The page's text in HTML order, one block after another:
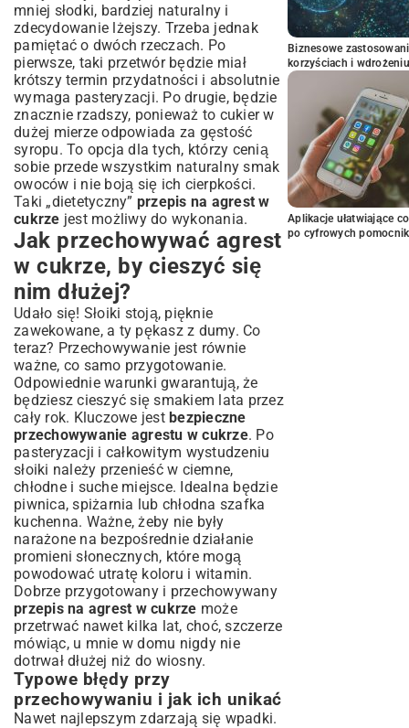
mniej słodki, bardziej naturalny i
zdecydowanie lżejszy. Trzeba jednak
pamiętać o dwóch rzeczach. Po
pierwsze, taki przetwór będzie miał
krótszy termin przydatności i absolutnie
wymaga pasteryzacji. Po drugie, będzie
znacznie rzadszy, ponieważ to cukier w
dużej mierze odpowiada za gęstość
syropu. To opcja dla tych, którzy cenią
sobie przede wszystkim naturalny smak
owoców i nie boją się ich cierpkości.
Taki „dietetyczny” przepis na agrest w
cukrze jest możliwy do wykonania.
Jak przechowywać agrest
w cukrze, by cieszyć się
nim dłużej?
Udało się! Słoiki stoją, pięknie
zawekowane, a ty pękasz z dumy. Co
teraz? Przechowywanie jest równie
ważne, co samo przygotowanie.
Odpowiednie warunki gwarantują, że
będziesz cieszyć się smakiem lata przez
cały rok. Kluczowe jest bezpieczne
przechowywanie agrestu w cukrze. Po
pasteryzacji i całkowitym wystudzeniu
słoiki należy przenieść w ciemne,
chłodne i suche miejsce. Idealna będzie
piwnica, spiżarnia lub chłodna szafka
kuchenna. Ważne, żeby nie były
narażone na bezpośrednie działanie
promieni słonecznych, które mogą
powodować utratę koloru i witamin.
Dobrze przygotowany i przechowywany
przepis na agrest w cukrze może
przetrwać nawet kilka lat, choć, szczerze
mówiąc, u mnie w domu nigdy nie
dotrwał dłużej niż do wiosny.
Typowe błędy przy
przechowywaniu i jak ich unikać
Nawet najlepszym zdarzają się wpadki.
Biznesowe
korzyściach i wdrożeniu
Aplikacje ułatwiające
po cyfrowych